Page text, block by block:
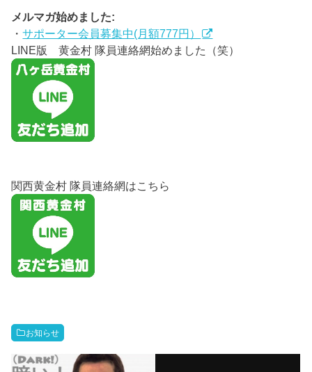
メルマガ始めました:
・サポーター会員募集中(月額777円）
LINE版 黄金村 隊員連絡網始めました（笑）
関西黄金村 隊員連絡網はこちら
お知らせ